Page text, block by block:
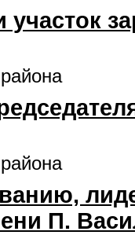
участок
П.